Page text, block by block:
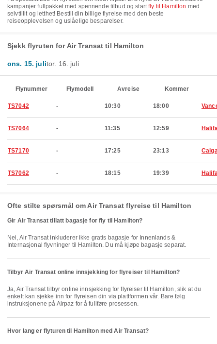
kampanjer fullpakket med spennende tilbud og startfly til Hamilton med
selvtillit og letthet! Bestill din billige flyreise med den beste
reiseopplevelsen og uslåelige besparelser.
Sjekk flyruten for Air Transat til Hamilton
ons. 15. julitor. 16. juli
Flynummer Flymodell Avreise Kommer
TS7042 - 10:30 18:00
TS7064 - 11:35 12:59
TS7170 - 17:25 23:13
TS7062 - 18:15 19:39
Ofte stilte spørsmål om Air Transat flyreise til Hamilton
Gir Air Transat tillatt bagasje for fly til Hamilton?
Nei, Air Transat inkluderer ikke gratis bagasje for Innenlands &
Internasjonal flyvninger til Hamilton. Du må kjøpe bagasje separat.
Tilbyr Air Transat online innsjekking for flyreiser til Hamilton?
Ja, Air Transat tilbyr online innsjekking for flyreiser til Hamilton, slik at du
enkelt kan sjekke inn for flyreisen din via plattformen vår. Bare følg
instruksjonene på Airpaz for å fullføre prosessen.
Hvor lang er flyturen til Hamilton med Air Transat?